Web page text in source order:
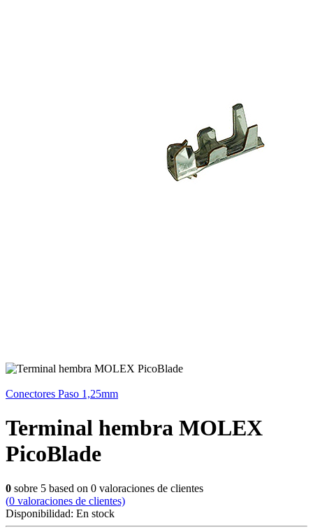
Conectores Paso 1,25mm
Terminal hembra MOLEX
PicoBlade
0 sobre 5 based on 0 valoraciones de clientes
(0 valoraciones de clientes)
Disponibilidad: En stock